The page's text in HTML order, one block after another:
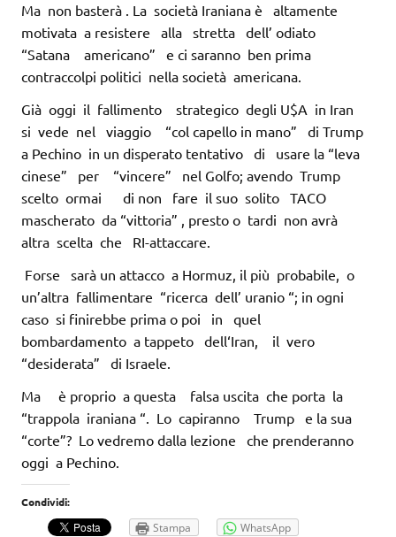
Ma non basterà . La società Iraniana è altamente
motivata a resistere alla stretta dell’ odiato
“Satana americano” e ci saranno ben prima
contraccolpi politici nella società americana.
Già oggi il fallimento strategico degli U$A in Iran
si vede nel viaggio “col capello in mano” di Trump
a Pechino in un disperato tentativo di usare la “leva
cinese” per “vincere” nel Golfo; avendo Trump
scelto ormai di non fare il suo solito TACO
mascherato da “vittoria” , presto o tardi non avrà
altra scelta che RI-attaccare.
Forse sarà un attacco a Hormuz, il più probabile, o
un’altra fallimentare “ricerca dell’ uranio “; in ogni
caso si finirebbe prima o poi in quel
bombardamento a tappeto dell‘Iran, il vero
“desiderata” di Israele.
Ma è proprio a questa falsa uscita che porta la
“trappola iraniana “. Lo capiranno Trump e la sua
“corte”? Lo vedremo dalla lezione che prenderanno
oggi a Pechino.
Condividi:
Stampa
WhatsApp